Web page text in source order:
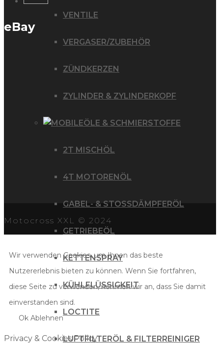
VENTILE
VERGASER/ZUBEHÖR
ZÜNDKERZEN
ZYLINDER & ZYLINDERKOPF
ÖLE & SCHMIERSTOFFE
2T MISCHÖL
4T MOTORENÖL
GABEL- & STOSSDÄMPFERÖL
GETRIEBEÖL
KETTENSPRAY
KÜHLFLÜSSIGKEIT
LOCTITE
LUFTFILTERÖL & FILTERREINIGER
eBay
Motocross XXL © 2024
Wir verwenden Cookies, um Ihnen das beste
Nutzererlebnis bieten zu können. Wenn Sie fortfahren,
diese Seite zu verwenden, nehmen wir an, dass Sie damit
einverstanden sind.
Ok Ablehnen
Privacy & Cookies Policy